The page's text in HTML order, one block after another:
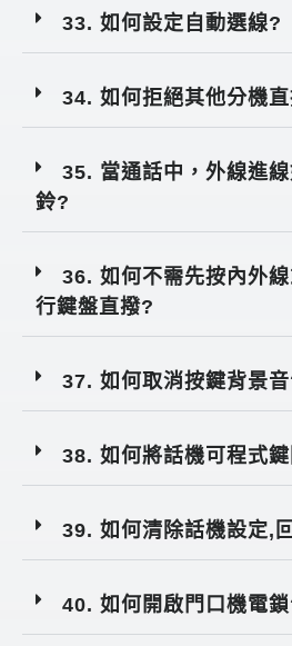
33. 如何設定自動選線?
34. 如何拒絕其他分機
35. 當通話中，外線進
鈴?
36. 如何不需先按內外
行鍵盤直撥?
37. 如何取消按鍵背景
38. 如何將話機可程式
39. 如何清除話機設定,
40. 如何開啟門口機電